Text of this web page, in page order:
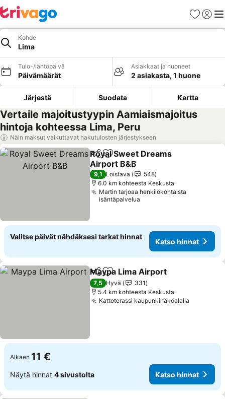
Suosikit
Kohde
Lima
Tulo-/lähtöpäivä
Päivämäärät
Asiakkaat ja huoneet
2 asiakasta, 1 huone
Järjestä Suodata Kartta
Vertaile majoitustyypin Aamiaismajoitus
hintoja kohteessa Lima, Peru
Näin maksut vaikuttavat hakutulosten järjestykseen
Jaa Lisää suosikkeihin
Royal Sweet Dreams
Airport B&B
9,1 Loistava
548
6.0 km kohteesta Keskusta
Martin tarjoaa henkilökohtaista
isäntäpalvelua
Valitse päivät nähdäksesi tarkat hinnat
Katso hinnat
Jaa Lisää suosikkeihin
Maypa Lima Airport
7,5 Hyvä
331
5.4 km kohteesta Keskusta
Kattoterassi kaupunkinäköalalla
Alkaen 11 €
Näytä hinnat 4 sivustolta Katso hinnat